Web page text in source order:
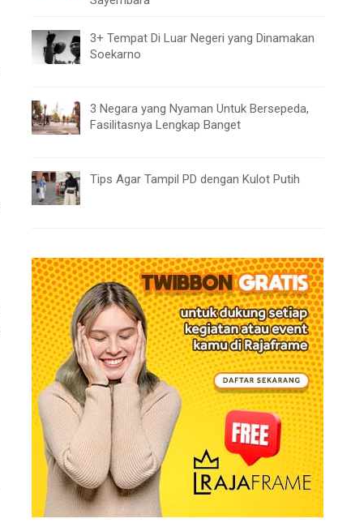
3+ Tempat Di Luar Negeri yang Dinamakan
Soekarno
3 Negara yang Nyaman Untuk Bersepeda,
Fasilitasnya Lengkap Banget
Tips Agar Tampil PD dengan Kulot Putih